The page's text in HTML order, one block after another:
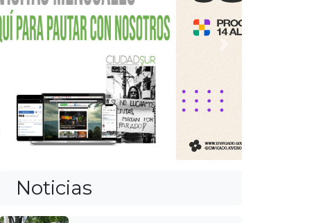
Noticias